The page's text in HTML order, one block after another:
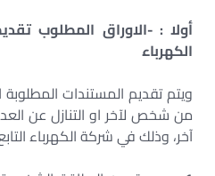
أولا : -الاوراق المطلوب
الكهرباء
ويتم تقديم المستندات المطلوبة
من شخص لآخر او التنازل عن
آخر، وذلك في شركة الكهرباء